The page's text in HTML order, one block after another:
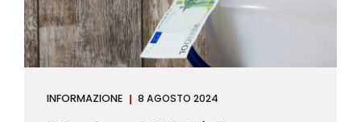
INFORMAZIONE 8 AGOSTO 2024